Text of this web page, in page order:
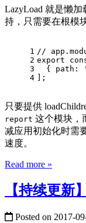
LazyLoad 就是懒
持，只需要在根模
1
2
3
4
//
export
{ path:
];
只要提供
report 这个模块，
减应用初始化时需
速度。
Read more »
【持续更新
Posted on 2017-